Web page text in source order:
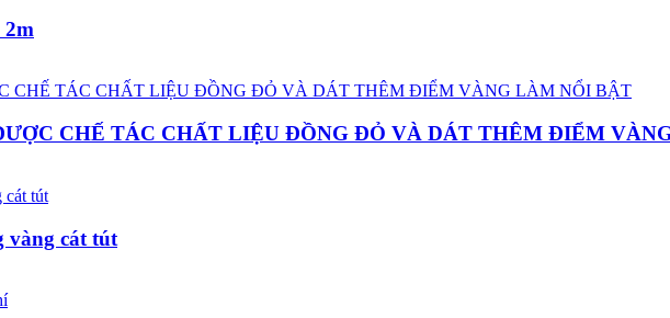
CHẾ TÁC CHẤT LIỆU ĐỒNG ĐỎ VÀ DÁT THÊM ĐIỂM
vàng cát tút